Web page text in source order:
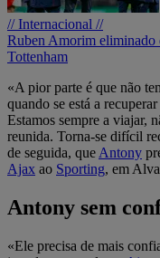
// Internacional //
Ruben Amorim eliminado
Tottenham
«A pior parte é que não
quando se está a
Estamos sempre a viajar,
reunida. Torna-se difícil
de seguida, que Antony
Ajax ao Sporting, em
Antony sem
«Ele precisa de mais